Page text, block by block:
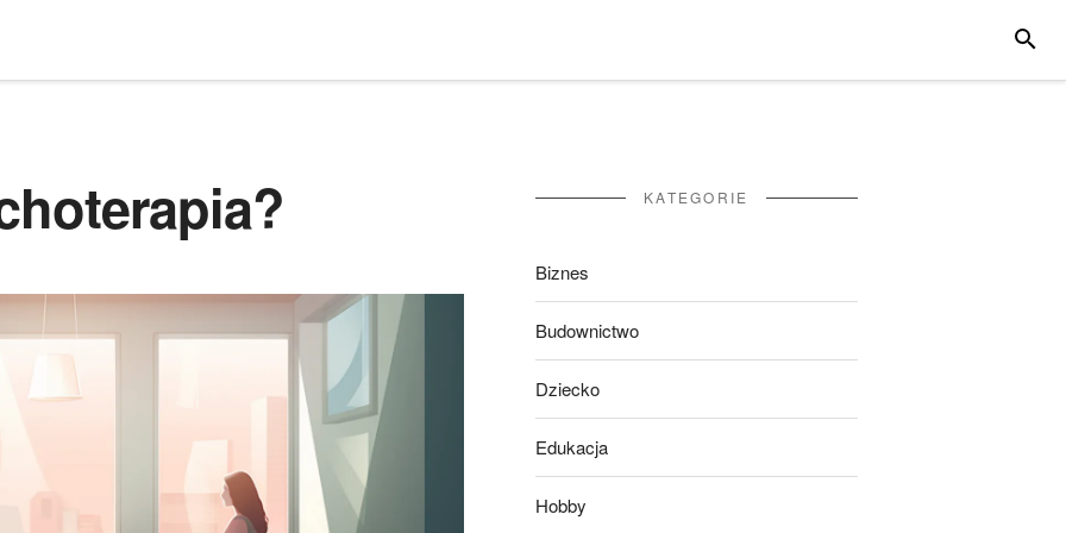
KATEGORIE
Biznes
Budownictwo
Dziecko
Edukacja
Hobby